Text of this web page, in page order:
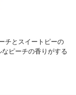
チとスイートピーの
ピーチの香りがする